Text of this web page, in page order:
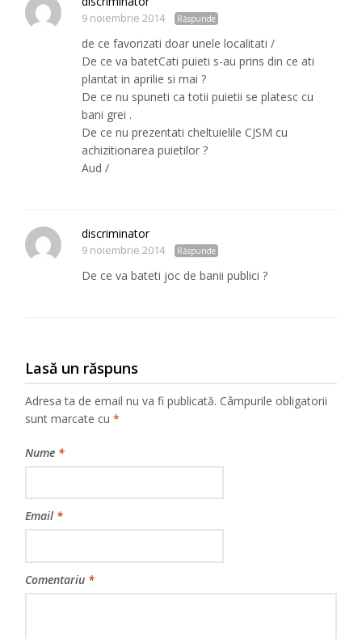
9 noiembrie 2014 Răspunde
de ce favorizati doar unele localitati /
De ce va batetCati puieti s-au prins din ce ati
plantat in aprilie si mai ?
De ce nu spuneti ca totii puietii se platesc cu
bani grei .
De ce nu prezentati cheltuielile CJSM cu
achizitionarea puietilor ?
Aud /
discriminator
9 noiembrie 2014 Răspunde
De ce va bateti joc de banii publici ?
Lasă un răspuns
Adresa ta de email nu va fi publicată. Câmpurile obligatorii
sunt marcate cu*
Nume *
Email *
Comentariu *